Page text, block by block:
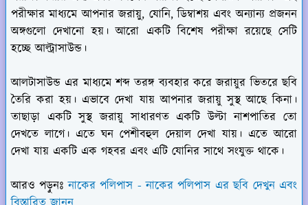
পরীক্ষার মাধ্যমে আপনার জরায়ু, যোনি, ডিম্বাশয় এবং অন্যান্য প্রজনন
অঙ্গগুলো দেখানো হয়। আরো একটি বিশেষ পরীক্ষা রয়েছে সেটি
হচ্ছে আল্ট্রাসাউন্ড।
আলটাসাউন্ড এর মাধ্যমে শব্দ তরঙ্গ ব্যবহার করে জরায়ুর ভিতরে ছবি
তৈরি করা হয়। এভাবে দেখা যায় আপনার জরায়ু সুস্থ আছে কিনা।
তাছাড়া একটি সুস্থ জরায়ু সাধারণত একটি উল্টা নাশপাতির তো
দেখতে লাগে। এতে ঘন পেশীবহুল দেয়াল দেখা যায়। এতে আরো
দেখা যায় একটি এক গহবর এবং এটি যোনির সাথে সংযুক্ত থাকে।
আরও পড়ুনঃনাকের পলিপাস - নাকের পলিপাস এর ছবি দেখুন এবং